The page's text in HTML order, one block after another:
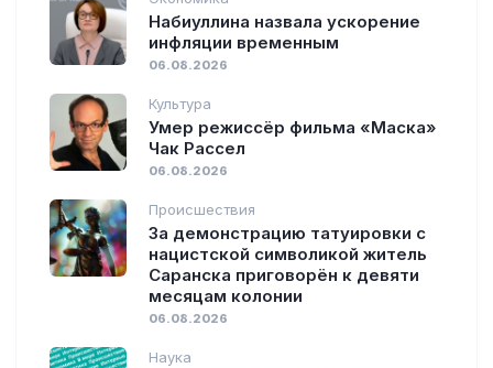
Набиуллина назвала ускорение
инфляции временным
06.08.2026
Культура
Умер режиссёр фильма «Маска»
Чак Рассел
06.08.2026
Происшествия
За демонстрацию татуировки с
нацистской символикой житель
Саранска приговорён к девяти
месяцам колонии
06.08.2026
Наука